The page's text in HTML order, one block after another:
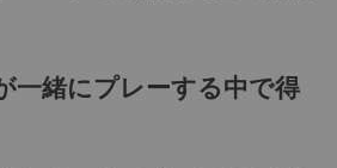
一緒にプレーする中で得